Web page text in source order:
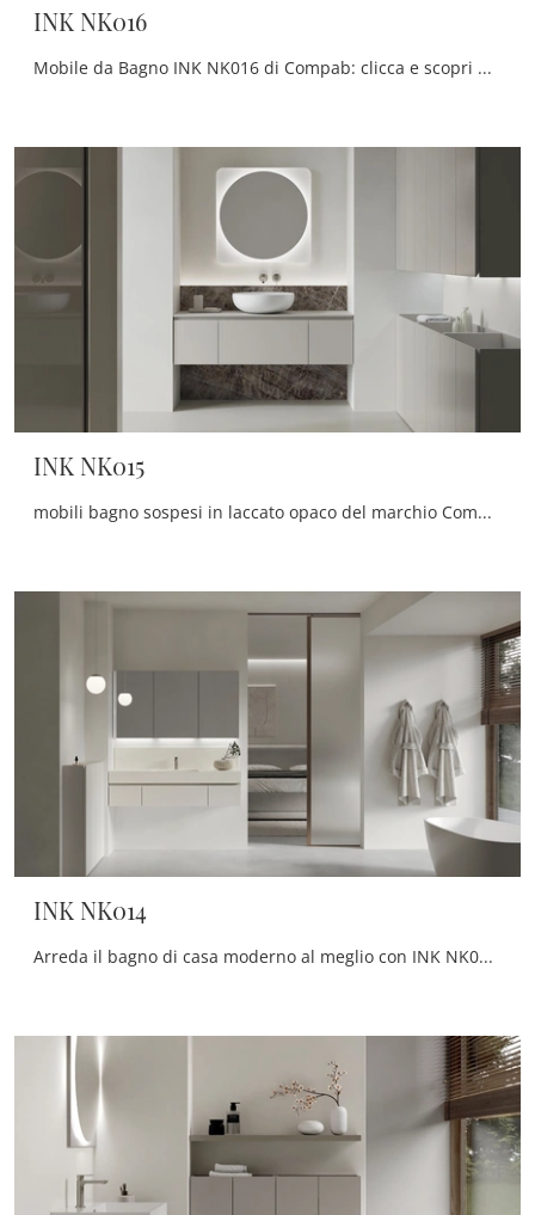
INK NK016
Mobile da Bagno INK NK016 di Compab: clicca e scopri di più su mobili bagno a terra in melaminico e accessori della firma.
INK NK015
mobili bagno sospesi in laccato opaco del marchio Compab: clicca e scopri l'arredo bagno moderno INK NK015 per la stanza del benessere.
INK NK014
Arreda il bagno di casa moderno al meglio con INK NK014, mobili bagno sospesi e oggetti in melaminico di Compab.